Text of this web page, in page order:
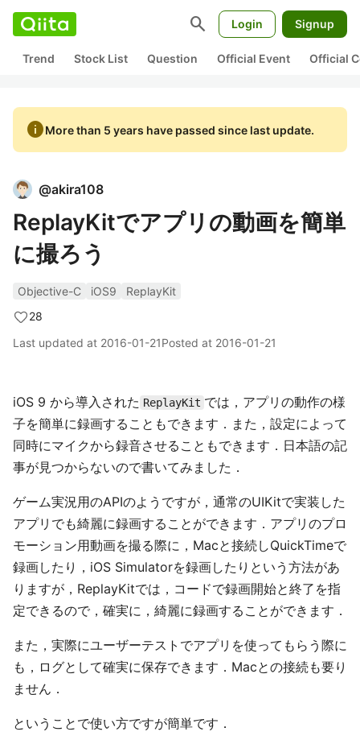
search Login Signup
Trend Stock List Question Official Event Official
infoMore than 5 years have passed since last update.
@akira108
ReplayKitでアプリの動画を簡単
に撮ろう
Objective-C iOS9
ReplayKit
28
Last updated at 2016-01-21Posted at 2016-01-21
iOS 9 から導入された ReplayKit では，アプリの動作の様
子を簡単に録画することもできます．また，設定によって
同時にマイクから録音させることもできます．日本語の記
事が見つからないので書いてみました．
ゲーム実況用のAPIのようですが，通常のUIKitで実装した
アプリでも綺麗に録画することができます．アプリのプロ
モーション用動画を撮る際に，Macと接続しQuickTimeで
録画したり，iOS Simulatorを録画したりという方法があ
りますが，ReplayKitでは，コードで録画開始と終了を指
定できるので，確実に，綺麗に録画することができます．
また，実際にユーザーテストでアプリを使ってもらう際に
も，ログとして確実に保存できます．Macとの接続も要り
ません．
ということで使い方ですが簡単です．